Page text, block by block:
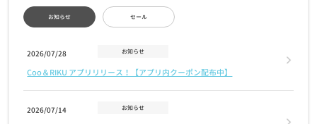
お知らせ セール
2026/07/28 お知らせ
Coo＆RIKU アプリリリース！【アプリ内クーポン配布中】
2026/07/14 お知らせ